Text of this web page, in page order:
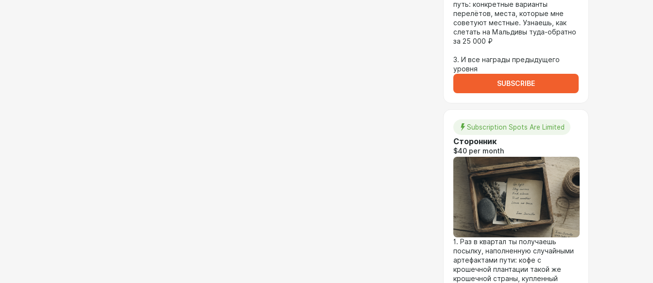
путь: конкретные варианты
перелётов, места, которые мне
советуют местные. Узнаешь, как
слетать на Мальдивы туда-обратно
за 25 000 ₽
3. И все награды предыдущего
уровня
SUBSCRIBE
Subscription Spots Are Limited
Сторонник
$40 per month
1. Раз в квартал ты получаешь
посылку, наполненную случайными
артефактами пути: кофе с
крошечной плантации такой же
крошечной страны, купленный